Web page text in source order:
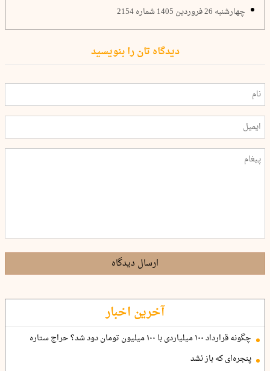
چهارشنبه 26 فروردین 1405 شماره 2154
دیدگاه تان را بنویسید
ارسال دیدگاه
آخرین اخبار
چگونه قرارداد ۱۰۰ میلیاردی با ۱۰۰ میلیون تومان دود شد؟ حراج ستاره
پنجره‌ای که باز نشد